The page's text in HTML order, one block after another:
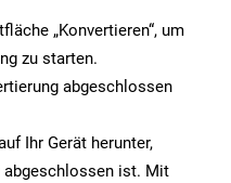
„Konvertieren“, um
zu starten.
abgeschlossen
Ihr Gerät herunter,
abgeschlossen ist. Mit